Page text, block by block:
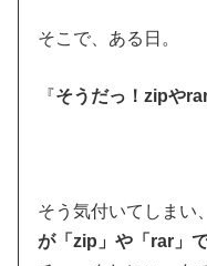
そこで、ある日。
『そうだっ！zipや
そう気付いてしまい
が「zip」や「rar」